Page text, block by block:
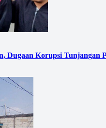
Dugaan Korupsi Tunjangan